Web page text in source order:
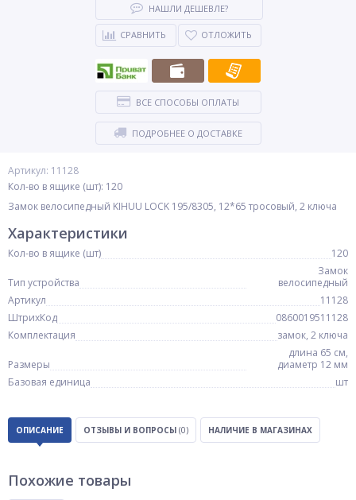
Артикул: 11128
Кол-во в ящике (шт): 120
Замок велосипедный KIHUU LOCK 195/8305, 12*65 тросовый, 2 ключа
НАШЛИ ДЕШЕВЛЕ?
СРАВНИТЬ ОТЛОЖИТЬ
ВСЕ СПОСОБЫ ОПЛАТЫ
ПОДРОБНЕЕ О ДОСТАВКЕ
Характеристики
Кол-во в ящике (шт) 120
Тип устройства
Замок
велосипедный
Артикул
11128
ШтрихКод
0860019511128
Комплектация
замок, 2 ключа
Размеры
длина 65 см,
диаметр 12 мм
Базовая единица
шт
ОПИСАНИЕ ОТЗЫВЫ И ВОПРОСЫ (0) НАЛИЧИЕ В МАГАЗИНАХ
Похожие товары